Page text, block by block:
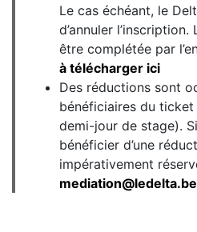
Le cas échéant, le
d’annuler
être complétée par
à télécharger ici
Des réductions sont
bénéficiaires du
demi-jour de stage).
bénéficier d’une
impérativement
mediation@ledelta.be